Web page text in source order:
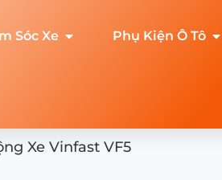
Sóc Xe Phụ Kiện Ô Tô
Xe Vinfast VF5